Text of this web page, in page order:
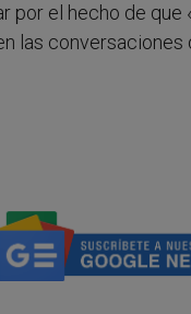
el hecho de que
las conversaciones